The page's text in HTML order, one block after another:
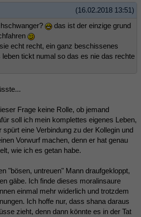
(16.02.2018 13:51)
das ist der einzige grund
echt recht, ein ganz beschissenes
leben tickt numal so das es nie das rechte
Frage keine Rolle, ob jemand
soll ich mein komplettes eigenes Leben,
spürt eine Verbindung zu der Kollegin und
Vorwurf machen, denn er hat genau
wie ich es getan habe.
"bösen, untreuen" Mann draufgekloppt,
gäbe. Ich finde dieses moralinsaure
einmal mehr widerlich und trotzdem
Ich hoffe nur, dass shana daraus
zieht, denn dann könnte es in der Tat